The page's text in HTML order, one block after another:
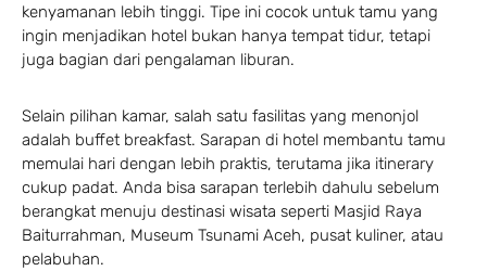
kenyamanan lebih tinggi. Tipe ini cocok untuk tamu yang
ingin menjadikan hotel bukan hanya tempat tidur, tetapi
juga bagian dari pengalaman liburan.
Selain pilihan kamar, salah satu fasilitas yang menonjol
adalah buffet breakfast. Sarapan di hotel membantu tamu
memulai hari dengan lebih praktis, terutama jika itinerary
cukup padat. Anda bisa sarapan terlebih dahulu sebelum
berangkat menuju destinasi wisata seperti Masjid Raya
Baiturrahman, Museum Tsunami Aceh, pusat kuliner, atau
pelabuhan.